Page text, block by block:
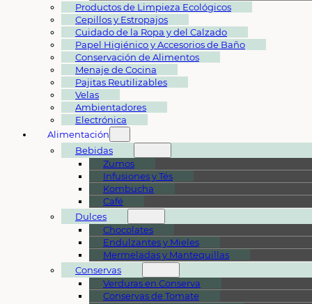
Productos de Limpieza Ecológicos
Cepillos y Estropajos
Cuidado de la Ropa y del Calzado
Papel Higiénico y Accesorios de Baño
Conservación de Alimentos
Menaje de Cocina
Pajitas Reutilizables
Velas
Ambientadores
Electrónica
Alimentación
Bebidas
Zumos
Infusiones y Tés
Kombucha
Café
Dulces
Chocolates
Endulzantes y Mieles
Mermeladas y Mantequillas
Conservas
Verduras en Conserva
Conservas de Tomate